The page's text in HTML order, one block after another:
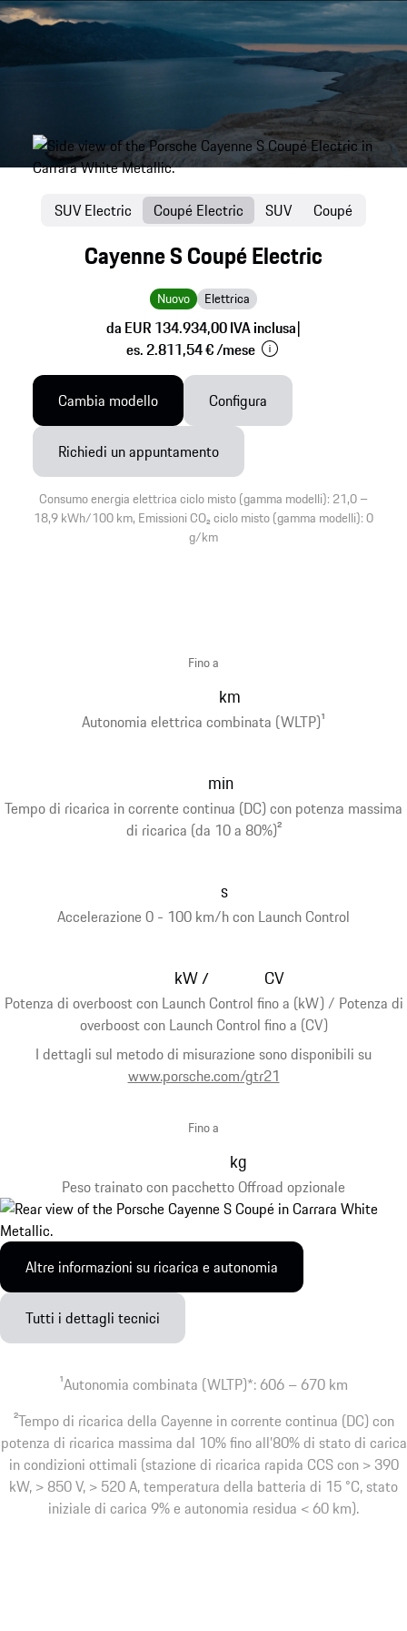
Cayenne S Coupé Electric
Nuovo Elettrica
da EUR 134.934,00 IVA inclusa|
es. 2.811,54 € /mese
SUV Electric Coupé Electric SUV Coupé
Cambia modello Configura
Richiedi un appuntamento
Consumo energia elettrica ciclo misto (gamma modelli): 21,0 –
18,9 kWh/100 km, Emissioni CO₂ ciclo misto (gamma modelli): 0
g/km
Autonomia elettrica combinata (WLTP)1
Fino a
km
Tempo di ricarica in corrente continua (DC) con potenza massima
di ricarica (da 10 a 80%)2
min
Accelerazione 0 - 100 km/h con Launch Control
s
Potenza di overboost con Launch Control fino a (kW) / Potenza di
overboost con Launch Control fino a (CV)
I dettagli sul metodo di misurazione sono disponibili su
www.porsche.com/gtr21
kW/ CV
Peso trainato con pacchetto Offroad opzionale
Fino a
kg
Altre informazioni su ricarica e autonomia
Tutti i dettagli tecnici
1Autonomia combinata (WLTP)*: 606 – 670 km
2Tempo di ricarica della Cayenne in corrente continua (DC) con
potenza di ricarica massima dal 10% fino all’80% di stato di carica
in condizioni ottimali (stazione di ricarica rapida CCS con > 390
kW, > 850 V, > 520 A, temperatura della batteria di 15 °C, stato
iniziale di carica 9% e autonomia residua < 60 km).